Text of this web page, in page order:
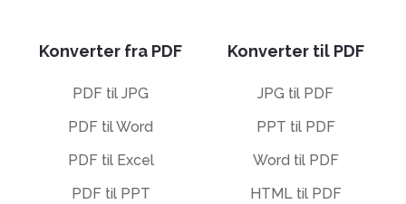
Konverter fra PDF
PDF til JPG
PDF til Word
PDF til Excel
PDF til PPT
Konverter til PDF
JPG til PDF
PPT til PDF
Word til PDF
HTML til PDF